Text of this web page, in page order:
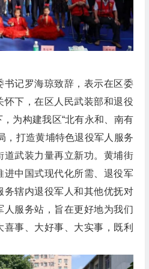
书记罗海琼致辞，表示在区委
怀下，在区人民武装部和退役
为构建我区“北有永和、南有
，打造黄埔特色退役军人服务
道武装力量再立新功。黄埔街
进中国式现代化所需、退役军
务辖内退役军人和其他优抚对
人服务站，旨在更好地为我们
事、大好事、大实事，既利